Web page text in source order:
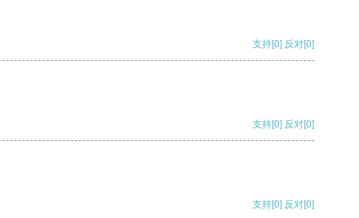
支持[0] 反对[0]
支持[0] 反对[0]
支持[0] 反对[0]